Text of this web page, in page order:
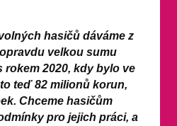
hasičů dáváme z
velkou sumu
rokem 2020, kdy bylo ve
teď 82 milionů korun,
Chceme hasičům
pro jejich práci, a